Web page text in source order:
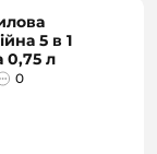
5 в 1
0,75 л
0